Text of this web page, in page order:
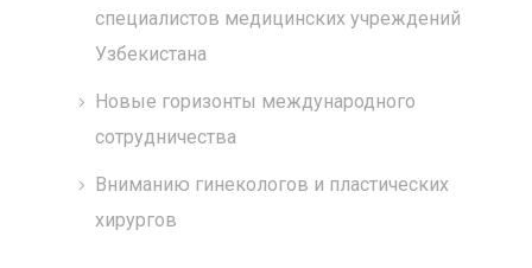
специалистов медицинских учреждений
Узбекистана
Новые горизонты международного
сотрудничества
Вниманию гинекологов и пластических
хирургов